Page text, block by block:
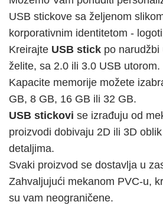
USB stickove sa željenom
korporativnim identitetom -
Kreirajte USB stick po narudžbi
želite, sa 2.0 ili 3.0 USB utorom.
Kapacite memorije možete
GB, 8 GB, 16 GB ili 32 GB.
USB stickovi se izrađuju od
proizvodi dobivaju 2D ili 3D
detaljima.
Svaki proizvod se dostavlja u
Zahvaljujući mekanom PVC-u,
su vam neograničene.